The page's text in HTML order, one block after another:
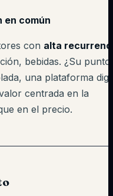
en común
con alta
bebidas. ¿Su
una plataforma
centrada en la
en el precio.